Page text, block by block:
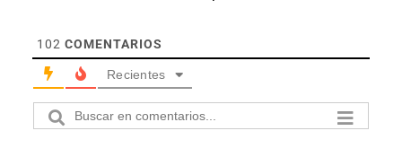
102 COMENTARIOS
Recientes